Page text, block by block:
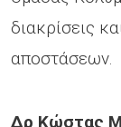
διακρίσεις
αποστάσεων.
Δρ Κώστας